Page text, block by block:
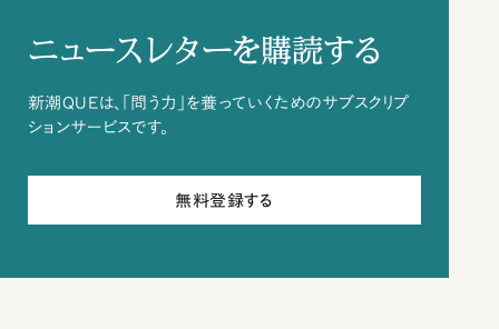
ニュースレターを購読する
新潮QUEは、「問う力」を養っていくためのサブスクリプ
ションサービスです。
無料登録する